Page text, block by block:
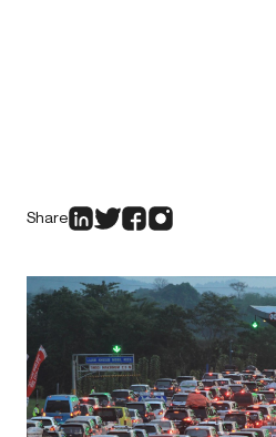
Share